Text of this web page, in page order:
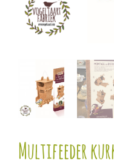
Multifeeder